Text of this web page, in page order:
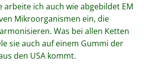
arbeite ich auch wie abgebildet EM
Mikroorganismen ein, die
Was bei allen Ketten
sie auch auf einem Gummi der
den USA kommt.